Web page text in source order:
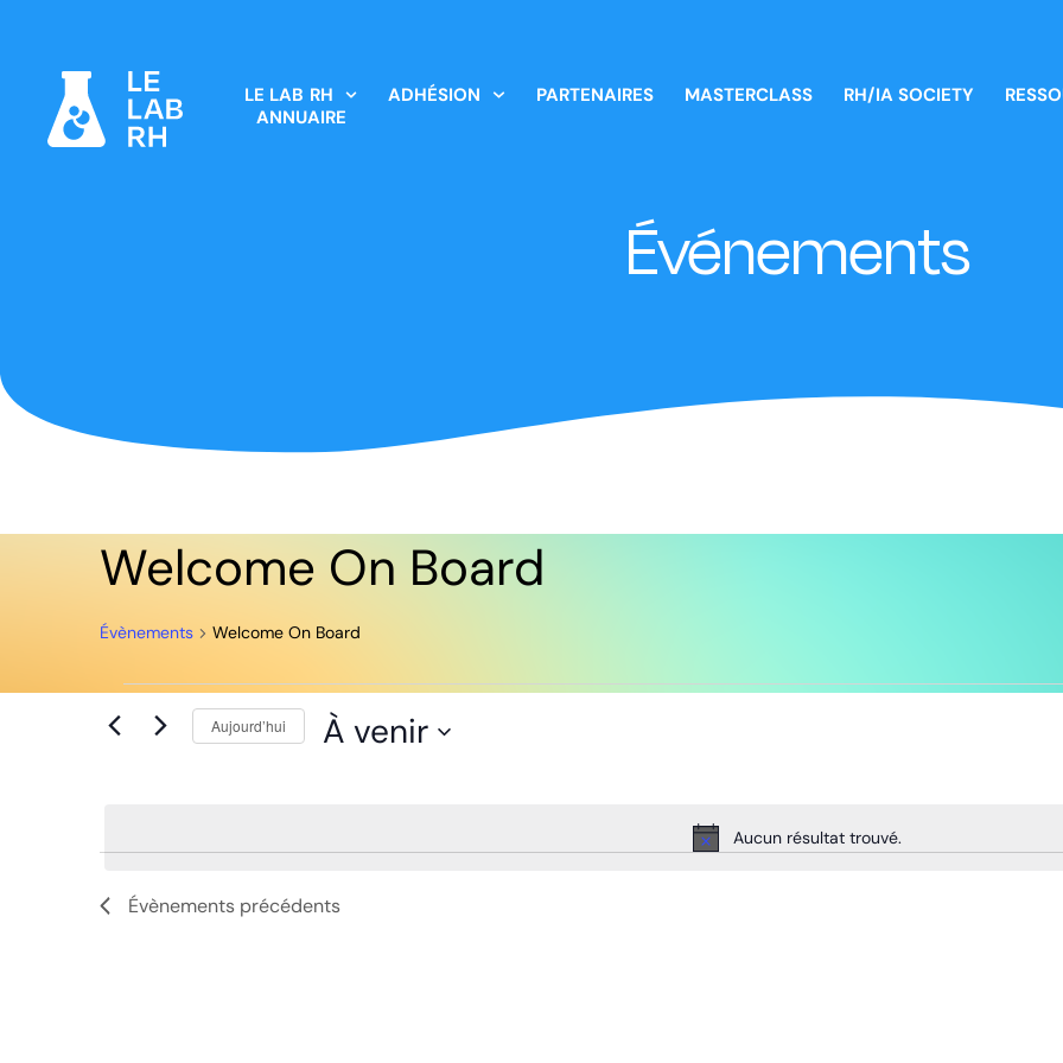
LE LAB RH ADHÉSION PARTENAIRES MASTERCLASS RH/IA SOCIETY
ANNUAIRE
Événements
Welcome On Board
Évènements Welcome On Board
Notice
Aucun résultat trouvé.
Aujourd’hui À venir
Évènements précédents